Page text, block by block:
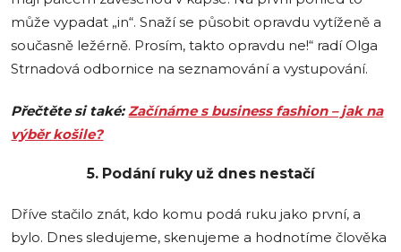
může vypadat „in“. Snaží se působit opravdu vytíženě a
současně ležérně. Prosím, takto opravdu ne!“ radí Olga
Strnadová odbornice na seznamování a vystupování.
Přečtěte si také:Začínáme s business fashion – jak na
výběr košile?
5. Podání ruky už dnes nestačí
Dříve stačilo znát, kdo komu podá ruku jako první, a
bylo. Dnes sledujeme, skenujeme a hodnotíme člověka